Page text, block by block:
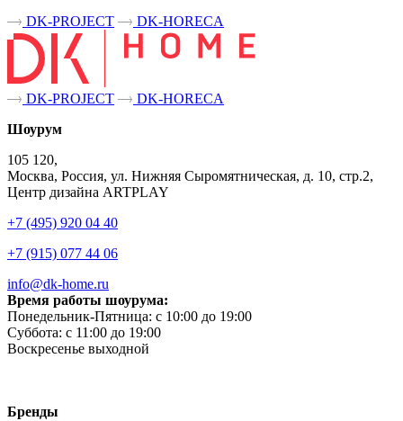
DK-PROJECT
DK-HORECA
DK-PROJECT
DK-HORECA
Шоурум
105 120,
Москва, Россия, ул. Нижняя Сыромятническая, д. 10, стр.2,
Центр дизайна ARTPLAY
+7 (495) 920 04 40
+7 (915) 077 44 06
info@dk-home.ru
Время работы шоурума:
Понедельник-Пятница: c 10:00 до 19:00
Суббота: c 11:00 до 19:00
Воскресенье выходной
Бренды